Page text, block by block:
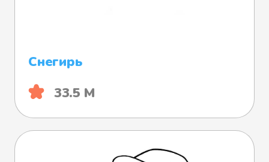
Снегирь
33.5 М